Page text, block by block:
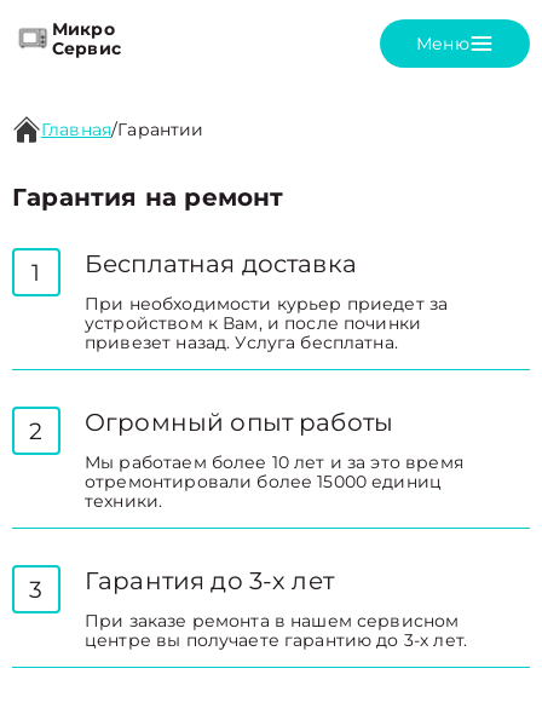
Микро
Сервис
Меню
Главная/Гарантии
Гарантия на ремонт
1 Бесплатная доставка
При необходимости курьер приедет за
устройством к Вам, и после починки
привезет назад. Услуга бесплатна.
2 Огромный опыт работы
Мы работаем более 10 лет и за это время
отремонтировали более 15000 единиц
техники.
3 Гарантия до 3-х лет
При заказе ремонта в нашем сервисном
центре вы получаете гарантию до 3-х лет.